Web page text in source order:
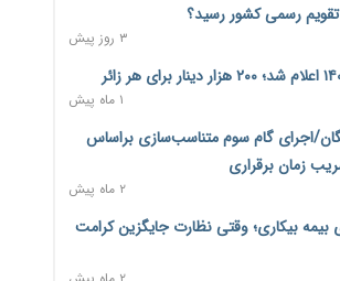
مرزهای زمینی به راهبرد تأمین کالاهای
۲ روز پیش
شکاف دستمزد و هزینه معیشت هر روز عمیق‌تر
بلاگرهای پردرآمد مشمول پرداخت
تقویم رسمی کشور رسید؟
۳ روز پیش
۱ ماه پیش
اجرای گام سوم متناسب‌سازی براساس
۲ ماه پیش
بیمه بیکاری؛ وقتی نظارت جایگزین کرامت